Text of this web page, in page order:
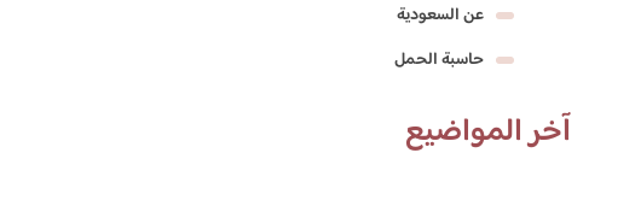
عن السعودية
حاسبة الحمل
آخر المواضيع